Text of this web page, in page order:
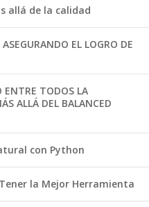
allá de la calidad
EL LOGRO DE
ENTRE TODOS LA
ALLÁ DEL BALANCED
con Python
la Mejor Herramienta